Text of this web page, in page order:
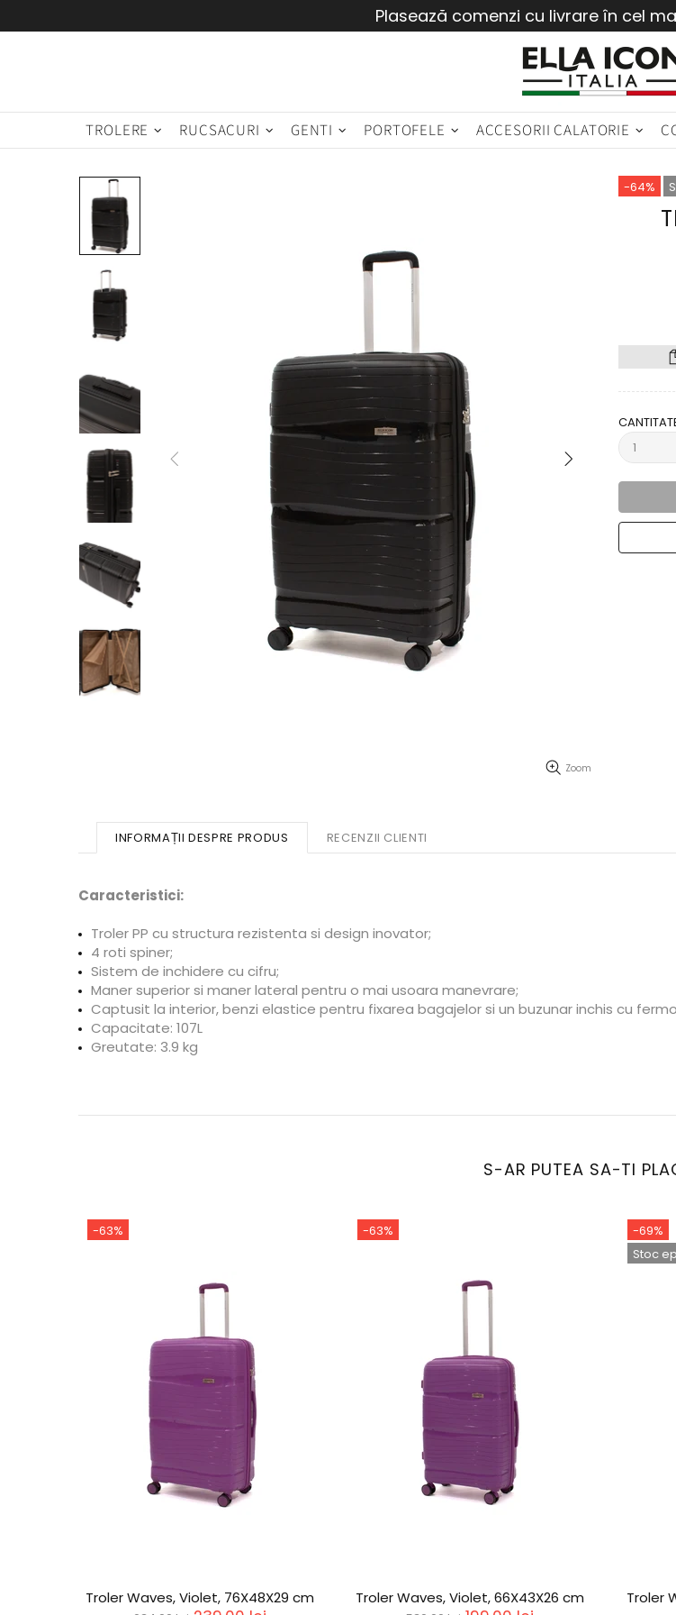
Plasează comenzi cu livrare în cel
TROLERE RUCSACURI GENTI PORTOFELE ACCESORII CALATORIE
Zoom
-64%
INFORMAȚII DESPRE PRODUS RECENZII CLIENTI
Caracteristici:
Troler PP cu structura rezistenta si design inovator;
4 roti spiner;
Sistem de inchidere cu cifru;
Maner superior si maner lateral pentru o mai usoara manevrare;
Captusit la interior, benzi elastice pentru fixarea bagajelor si un buzunar inchis cu
Capacitate: 107L
Greutate: 3.9 kg
S-AR PUTEA SA-TI
66X43X26 cm Troler Waves, Violet, 55X39X19 cm Troler Waves, Verde, 76X48X29 cm